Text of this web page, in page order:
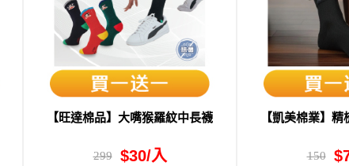
【旺達棉品】大嘴猴羅紋中長襪
299 $30/入
【凱美棉業】
150